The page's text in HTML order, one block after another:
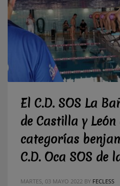
El C.D. SOS La
de Castilla y León
categorías
C.D. Oca SOS de
MARTES, 03 MAYO 2022 BY FECLESS